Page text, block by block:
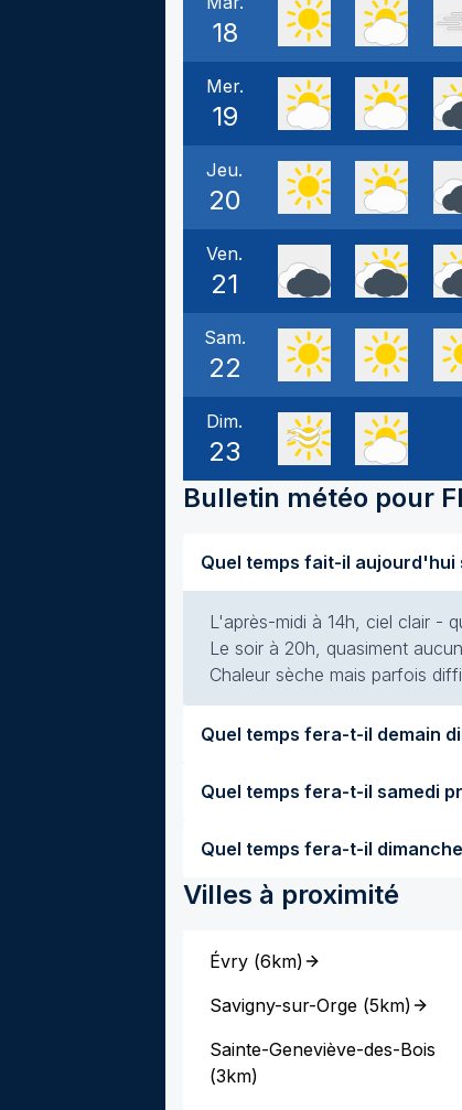
18
Mer.
19
Jeu.
20
Ven.
21
Sam.
22
Dim.
23
Bulletin météo pour
L'après-midi à 14h, ciel clair -
Le soir à 20h, quasiment
Chaleur sèche mais parfois
Villes à proximité
Évry (6km)
Savigny-sur-Orge (5km)
Sainte-Geneviève-des-Bois
(3km)